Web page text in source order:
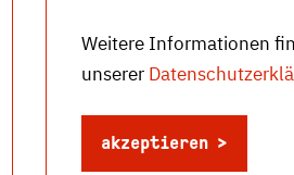
Weitere Informationen
unserer
akzeptieren